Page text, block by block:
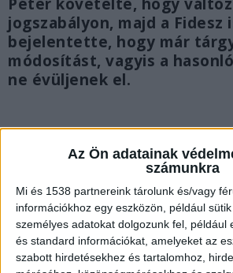
Az Ön adatainak
számunkra
Mi és 1538 partnereink tárolunk és/vagy
információkhoz egy eszközön, például
személyes adatokat dolgozunk fel, például
és standard információkat, amelyeket az
szabott hirdetésekhez és tartalomhoz,
jogszabályon, majd a Fidesz
bejelentette, hogy már
módosítást, vagyis a
ne évüljenek el.